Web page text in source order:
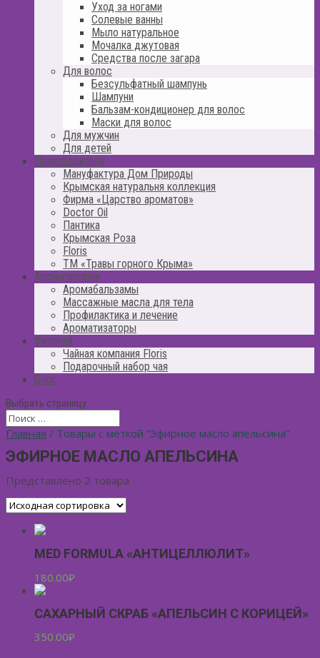
Уход за ногами
Солевые ванны
Мыло натуральное
Мочалка джутовая
Средства после загара
Для волос
Безсульфатный шампунь
Шампуни
Бальзам-кондиционер для волос
Маски для волос
Для мужчин
Для детей
Производители
Мануфактура Дом Природы
Крымская натуральня коллекция
Фирма «Царство ароматов»
Doctor Oil
Пантика
Крымская Роза
Floris
ТМ «Травы горного Крыма»
Ароматерапия
Аромабальзамы
Массажные масла для тела
Профилактика и лечение
Ароматизаторы
Фиточай
Чайная компания Floris
Подарочный набор чая
Блог
Выбрать страницу
Главная / Товары с меткой “Эфирное масло апельсина”
ЭФИРНОЕ МАСЛО АПЕЛЬСИНА
Представлено 2 товара
MED FORMULA «АНТИЦЕЛЛЮЛИТ»
180.00₽
САХАРНЫЙ СКРАБ «АПЕЛЬСИН С КОРИЦЕЙ»
350.00₽